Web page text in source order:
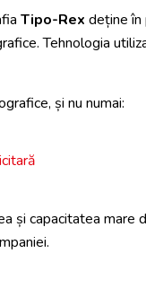
Tipo-Rex deține în
Tehnologia
și nu numai:
și capacitatea